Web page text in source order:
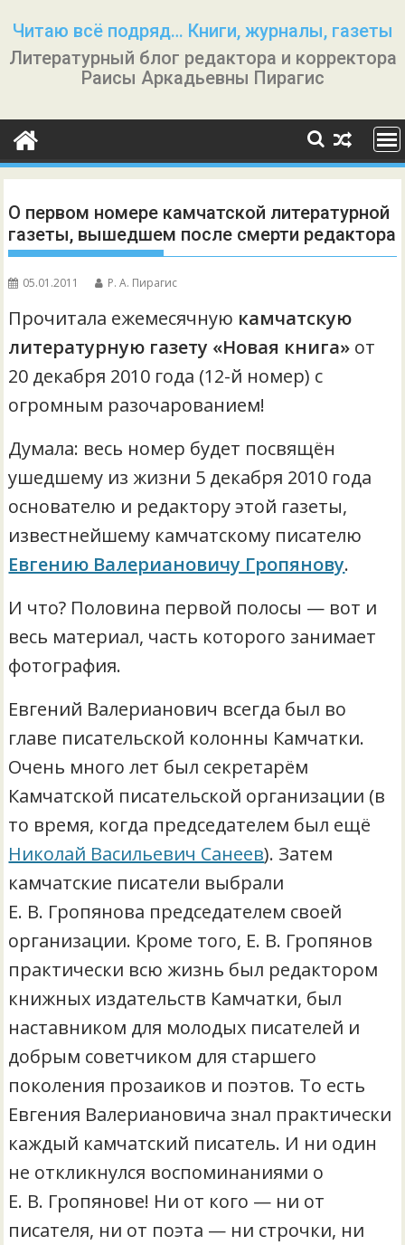
содержимому
Читаю всё подряд… Книги, журналы, газеты
Литературный блог редактора и корректора
Раисы Аркадьевны Пирагис
О первом номере камчатской литературной
газеты, вышедшем после смерти редактора
05.01.2011 Р. А. Пирагис
Прочитала ежемесячную камчатскую
литературную газету «Новая книга» от
20 декабря 2010 года (12-й номер) с
огромным разочарованием!
Думала: весь номер будет посвящён
ушедшему из жизни 5 декабря 2010 года
основателю и редактору этой газеты,
известнейшему камчатскому писателю
Евгению Валериановичу Гропянову.
И что? Половина первой полосы — вот и
весь материал, часть которого занимает
фотография.
Евгений Валерианович всегда был во
главе писательской колонны Камчатки.
Очень много лет был секретарём
Камчатской писательской организации (в
то время, когда председателем был ещё
Николай Васильевич Санеев). Затем
камчатские писатели выбрали
Е. В. Гропянова председателем своей
организации. Кроме того, Е. В. Гропянов
практически всю жизнь был редактором
книжных издательств Камчатки, был
наставником для молодых писателей и
добрым советчиком для старшего
поколения прозаиков и поэтов. То есть
Евгения Валериановича знал практически
каждый камчатский писатель. И ни один
не откликнулся воспоминаниями о
Е. В. Гропянове! Ни от кого — ни от
писателя, ни от поэта — ни строчки, ни